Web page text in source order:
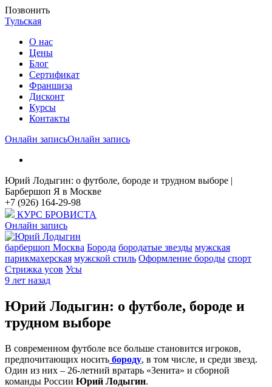
Позвонить
Тульская
О нас
Цены
Блог
Cертификат
Франшиза
Дисконт
Курсы
Контакты
Онлайн записьОнлайн запись
Юрий Лодыгин: о футболе, бороде и трудном выборе |
Барбершоп Я в Москве
+7 (926) 164-29-98
КУРС БРОВИСТА
Онлайн запись
барбершоп Москва Борода бородатые звезды мужская
парикмахерская мужской стиль Оформление бороды спорт
Стрижка усов Усы
9 лет назад
Юрий Лодыгин: о футболе, бороде и
трудном выборе
В современном футболе все больше становится игроков,
предпочитающих носить бороду, в том числе, и среди звезд.
Один из них – 26-летний вратарь «Зенита» и сборной
команды России Юрий Лодыгин.